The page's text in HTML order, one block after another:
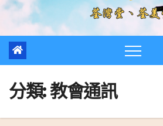
分類:教會通訊